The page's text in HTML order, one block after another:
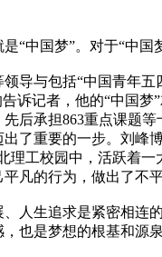
国梦”。对于“中国
与包括“中国青年五
诉记者，他的“中国
后承担863重点课题
了重要的一步。刘
理工校园中，活跃着
凡的行为，做出了不
生追求是紧密相连
也是梦想的根基和源